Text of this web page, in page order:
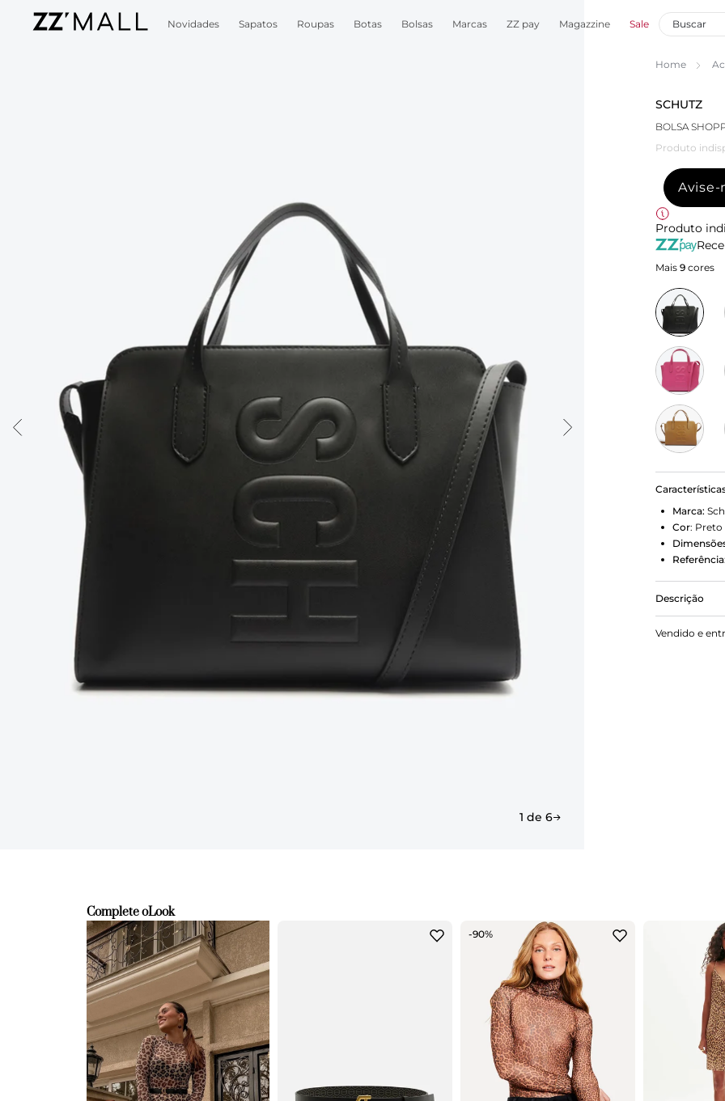
Novidades Sapatos Roupas Botas Bolsas Marcas ZZ pay Magazzine Sale
1 de 6
Home
SCHUTZ
BOLSA
Produto
Avise-
Produto
Mais 9 cores
Marca:
Cor: Preto
Descrição
Eleve seu
e
Vendido e
Complete oLook
-90%